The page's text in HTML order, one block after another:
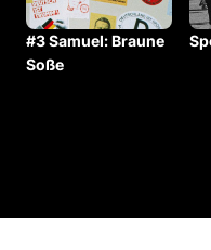
#3 Samuel: Braune
Soße